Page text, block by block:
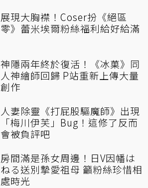
展現大胸襟！Coser扮《絕區
零》蕾米埃爾粉絲福利給好給滿
神隱兩年終於復活！《冰菓》同
人神繪師回歸 P站重新上傳大量
創作
人妻除靈《打屁股驅魔師》出現
「梅川伊芙」Bug！這修了反而
會被負評吧
房間滿是孫女周邊！日V因幡は
ねる送別摯愛祖母 籲粉絲珍惜相
處時光